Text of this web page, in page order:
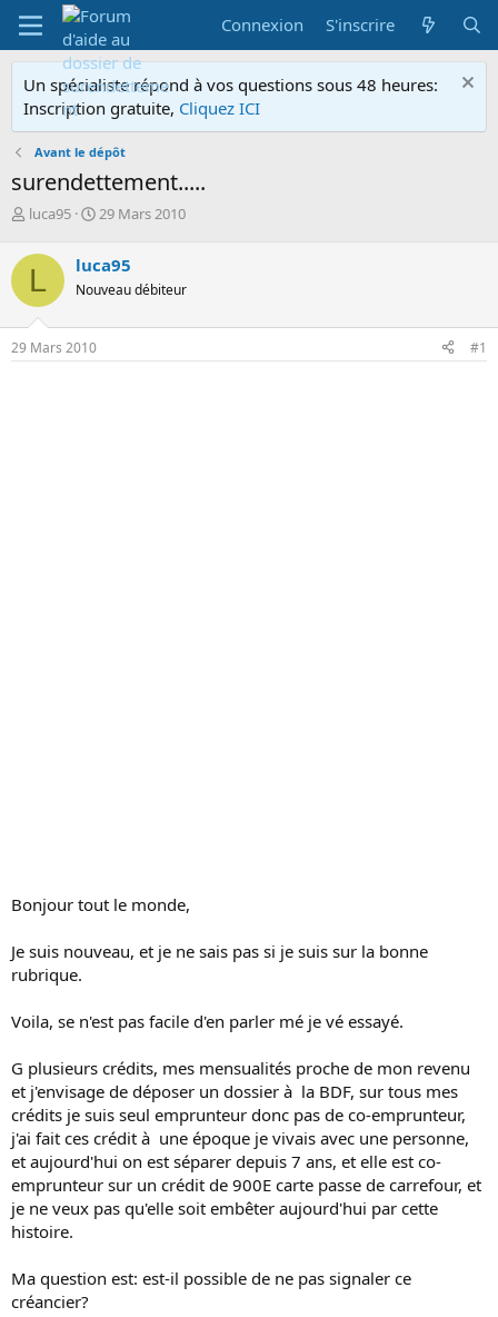
Connexion S'inscrire
Un spécialiste répond à vos questions sous 48 heures:
Inscription gratuite, Cliquez ICI
Avant le dépôt
surendettement.....
A
t
e
u
r
d
e
luca95
D
e
d
d
29 Mars 2010
L luca95
Nouveau débiteur
29 Mars 2010 #1
Bonjour tout le monde,
Je suis nouveau, et je ne sais pas si je suis sur la bonne
rubrique.
Voila, se n'est pas facile d'en parler mé je vé essayé.
G plusieurs crédits, mes mensualités proche de mon revenu
et j'envisage de déposer un dossier à la BDF, sur tous mes
crédits je suis seul emprunteur donc pas de co-emprunteur,
j'ai fait ces crédit à une époque je vivais avec une personne,
et aujourd'hui on est séparer depuis 7 ans, et elle est co-
emprunteur sur un crédit de 900E carte passe de carrefour, et
je ne veux pas qu'elle soit embêter aujourd'hui par cette
histoire.
Ma question est: est-il possible de ne pas signaler ce
créancier?